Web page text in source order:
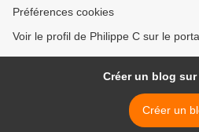
Préférences cookies
Voir le profil de Philippe C sur le
Créer un blog
Créer un